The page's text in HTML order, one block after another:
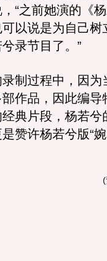
“之前她演的《
以说是为自己树
录节目了。”
过程中，因为
作品，因此编导
典片段，杨若兮
赞许杨若兮版“